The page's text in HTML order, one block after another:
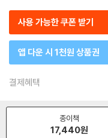
사용 가능한 쿠폰 받기
앱 다운 시 1천원 상품권
결제혜택
종이책
17,440원